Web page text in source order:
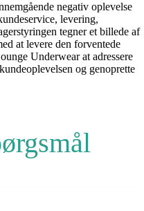
negativ oplevelse
levering,
tegner et billede af
at levere den forventede
Underwear at adressere
og genoprette